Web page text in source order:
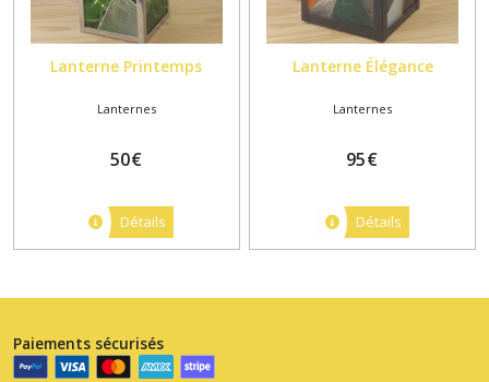
Lanterne Printemps
Lanternes
50€
Détails
Lanterne Élégance
Lanternes
95€
Détails
Paiements sécurisés